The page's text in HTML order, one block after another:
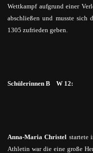
Wettkampf aufgrund einer
abschließen und musste sich
1305 zufrieden geben.
Schülerinnen B W 12:
Anna-Maria Christel startete
Athletin war die eine große